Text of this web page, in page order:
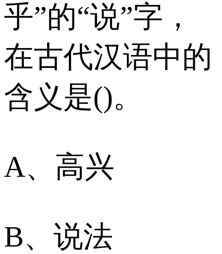
乎”的“说”字，
在古代汉语中的
含义是()。
A、高兴
B、说法